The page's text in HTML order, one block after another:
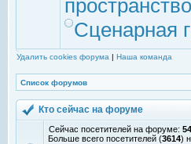
Сценарная
Удалить cookies форума | Наша команда
Список форумов
Кто сейчас на форуме
Сейчас посетителей на форуме:
Больше всего посетителей (3614)